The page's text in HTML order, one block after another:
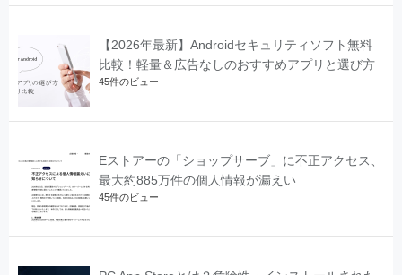
【2026年最新】Androidセキュリティソフト無料
比較！軽量＆広告なしのおすすめアプリと選び方
45件のビュー
Eストアーの「ショップサーブ」に不正アクセス、
最大約885万件の個人情報が漏えい
45件のビュー